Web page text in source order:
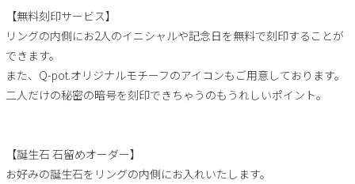
【無料刻印サービス】
リングの内側にお2人のイニシャルや記念日を無料で刻印することが
できます。
また、Q-pot.オリジナルモチーフのアイコンもご用意しております。
二人だけの秘密の暗号を刻印できちゃうのもうれしいポイント。
【誕生石 石留めオーダー】
お好みの誕生石をリングの内側にお入れいたします。